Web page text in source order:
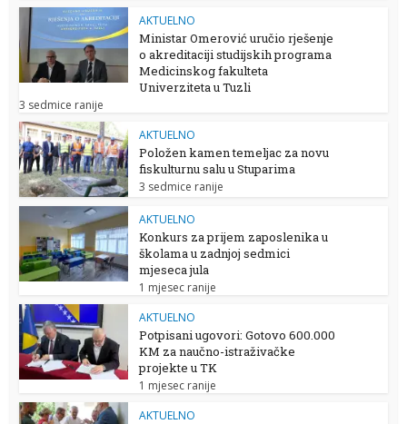
AKTUELNO
Ministar Omerović uručio rješenje
o akreditaciji studijskih programa
Medicinskog fakulteta
Univerziteta u Tuzli
3 sedmice ranije
AKTUELNO
Položen kamen temeljac za novu
fiskulturnu salu u Stuparima
3 sedmice ranije
AKTUELNO
Konkurs za prijem zaposlenika u
školama u zadnjoj sedmici
mjeseca jula
1 mjesec ranije
AKTUELNO
Potpisani ugovori: Gotovo 600.000
KM za naučno-istraživačke
projekte u TK
1 mjesec ranije
AKTUELNO